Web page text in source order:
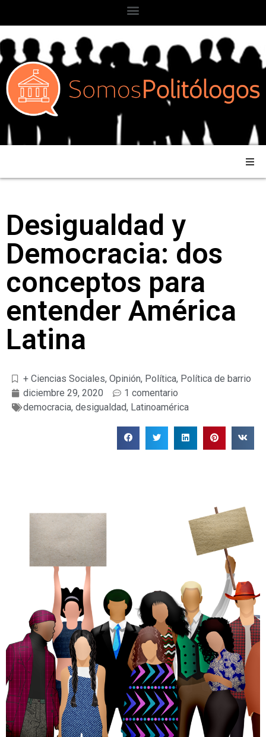
Desigualdad y
Democracia: dos
conceptos para
entender América
Latina
+ Ciencias Sociales, Opinión, Política, Política de barrio
diciembre 29, 2020
1 comentario
democracia, desigualdad, Latinoamérica